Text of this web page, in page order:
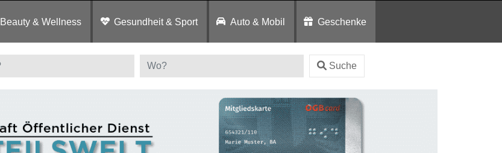
Beauty & Wellness Gesundheit & Sport Auto & Mobil Geschenke
Suche